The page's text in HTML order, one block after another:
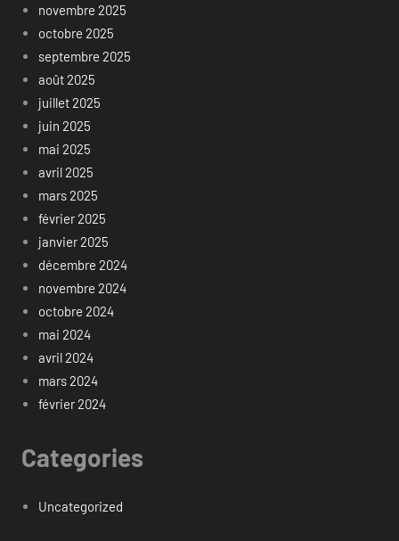
novembre 2025
octobre 2025
septembre 2025
août 2025
juillet 2025
juin 2025
mai 2025
avril 2025
mars 2025
février 2025
janvier 2025
décembre 2024
novembre 2024
octobre 2024
mai 2024
avril 2024
mars 2024
février 2024
Categories
Uncategorized